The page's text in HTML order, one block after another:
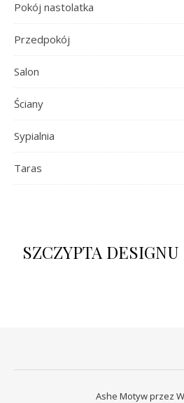
Pokój nastolatka
Przedpokój
Salon
Ściany
Sypialnia
Taras
SZCZYPTA
Ashe Motyw przez